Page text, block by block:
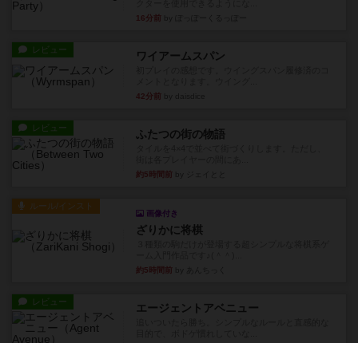
16分前
レビュー ワイアームスパン
42分前
レビュー ふたつの街の物語
約5時間前
ルール/インスト
画像付き
ざりかに将棋
約5時間前
レビュー エージェントアベニュー